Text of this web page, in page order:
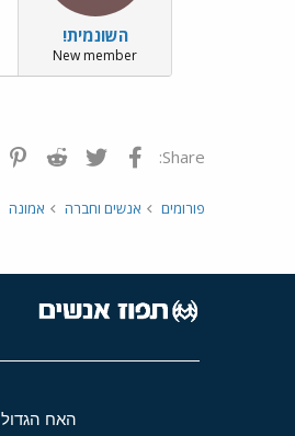
השונמית!
New member
Share: פייסבוק Twitter
Reddit
פורומים אנשים וחברה אמונה
האח הגדול